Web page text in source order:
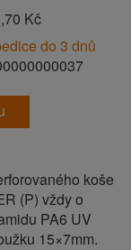
Kč
do 3 dnů
koše
(P) vždy o
PA6 UV
15×7mm.